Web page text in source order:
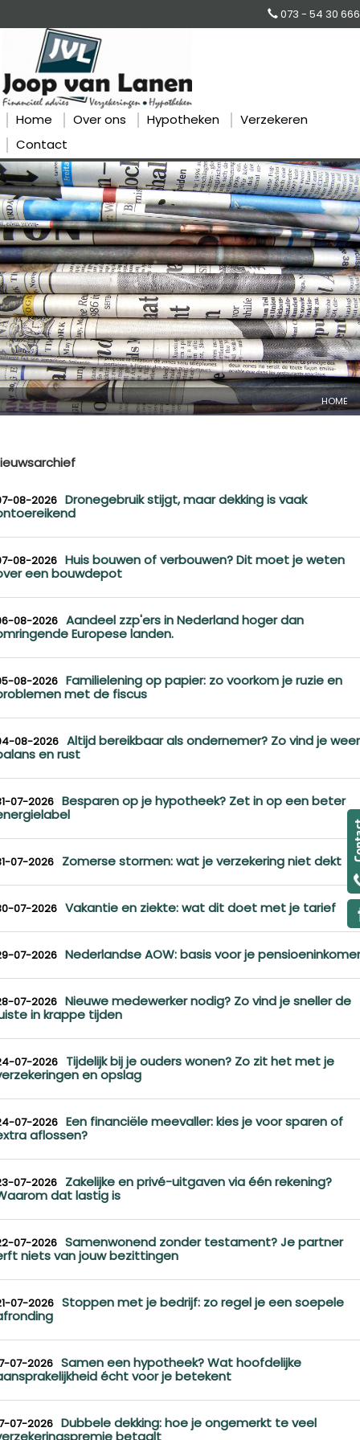
073 - 54 30 666
Home Over ons Hypotheken
Verzekeren
Contact
HOME
08-2026 Dronegebruik stijgt, maar dekking is vaak
08-2026 Huis bouwen of verbouwen? Dit moet je weten
een bouwdepot
08-2026 Aandeel zzp'ers in Nederland hoger dan
Europese landen.
08-2026 Familielening op papier: zo voorkom je ruzie en
met de fiscus
08-2026 Altijd bereikbaar als ondernemer? Zo vind je weer
en rust
07-2026 Besparen op je hypotheek? Zet in op een beter
07-2026 Zomerse stormen: wat je verzekering niet dekt
07-2026 Vakantie en ziekte: wat dit doet met je tarief
07-2026 Nederlandse AOW: basis voor je
07-2026 Nieuwe medewerker nodig? Zo vind je sneller de
in krappe tijden
07-2026 Tijdelijk bij je ouders wonen? Zo zit het met je
en opslag
07-2026 Een financiële meevaller: kies je voor sparen of
aflossen?
07-2026 Zakelijke en privé-uitgaven via één rekening?
dat lastig is
07-2026 Samenwonend zonder testament? Je partner
niets van jouw bezittingen
07-2026 Stoppen met je bedrijf: zo regel je een soepele
07-2026 Samen een hypotheek? Wat hoofdelijke
écht voor je betekent
07-2026 Dubbele dekking: hoe je ongemerkt te veel
betaalt